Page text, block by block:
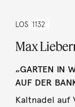
LOS 1132
Max
„GARTEN IN
AUF DER
Kaltnadel auf